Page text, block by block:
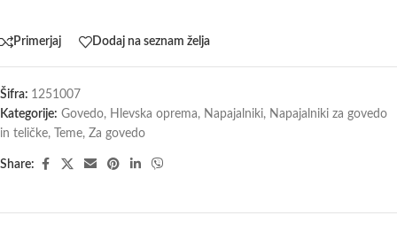
Primerjaj Dodaj na seznam želja
Šifra: 1251007
Kategorije: Govedo, Hlevska oprema, Napajalniki, Napajalniki za govedo
in teličke, Teme, Za govedo
Share: